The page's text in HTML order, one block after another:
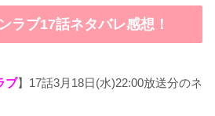
ラブ17話ネタバレ感想！
ブ】17話3月18日(水)22:00放送分のネ